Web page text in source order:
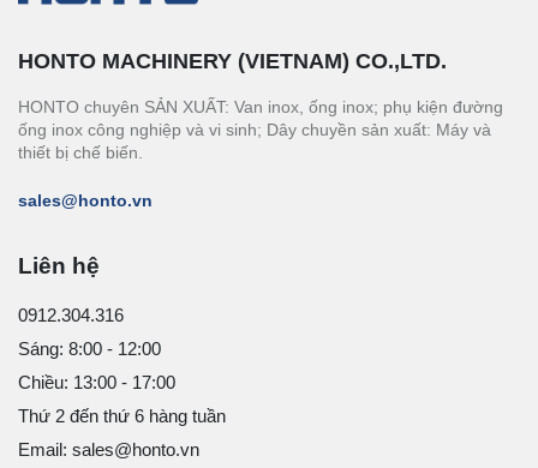
HONTO MACHINERY (VIETNAM) CO.,LTD.
HONTO chuyên SẢN XUẤT: Van inox, ống inox; phụ kiện đường
ống inox công nghiệp và vi sinh; Dây chuyền sản xuất: Máy và
thiết bị chế biến.
sales@honto.vn
Liên hệ
0912.304.316
Sáng: 8:00 - 12:00
Chiều: 13:00 - 17:00
Thứ 2 đến thứ 6 hàng tuần
Email: sales@honto.vn